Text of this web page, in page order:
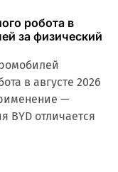
робота в
за физический
в августе 2026
—
BYD отличается